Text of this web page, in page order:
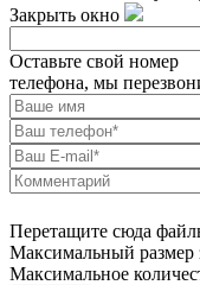
Закрыть окно
Оставьте свой номер
телефона, мы
Перетащите сюда
Максимальный размер
Максимальное